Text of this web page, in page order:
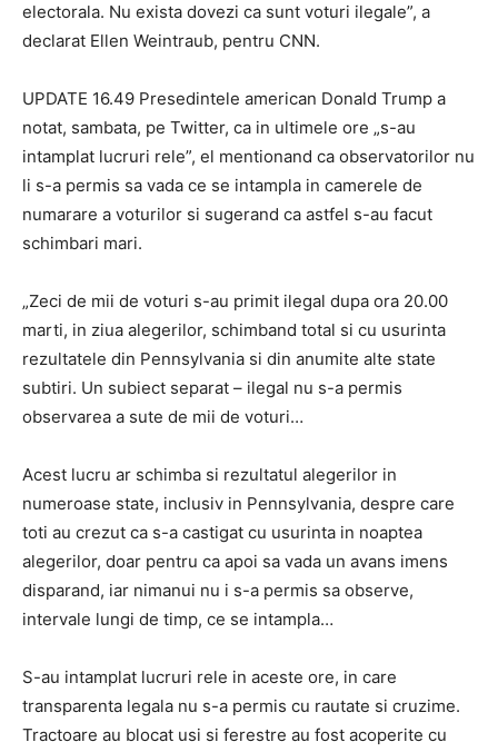
electorala. Nu exista dovezi ca sunt voturi ilegale”, a
declarat Ellen Weintraub, pentru CNN.
UPDATE 16.49 Presedintele american Donald Trump a
notat, sambata, pe Twitter, ca in ultimele ore „s-au
intamplat lucruri rele”, el mentionand ca observatorilor nu
li s-a permis sa vada ce se intampla in camerele de
numarare a voturilor si sugerand ca astfel s-au facut
schimbari mari.
„Zeci de mii de voturi s-au primit ilegal dupa ora 20.00
marti, in ziua alegerilor, schimband total si cu usurinta
rezultatele din Pennsylvania si din anumite alte state
subtiri. Un subiect separat – ilegal nu s-a permis
observarea a sute de mii de voturi…
Acest lucru ar schimba si rezultatul alegerilor in
numeroase state, inclusiv in Pennsylvania, despre care
toti au crezut ca s-a castigat cu usurinta in noaptea
alegerilor, doar pentru ca apoi sa vada un avans imens
disparand, iar nimanui nu i s-a permis sa observe,
intervale lungi de timp, ce se intampla…
S-au intamplat lucruri rele in aceste ore, in care
transparenta legala nu s-a permis cu rautate si cruzime.
Tractoare au blocat usi si ferestre au fost acoperite cu